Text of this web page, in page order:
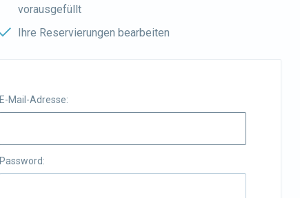
vorausgefüllt
Ihre Reservierungen bearbeiten
E-Mail-Adresse:
Password: